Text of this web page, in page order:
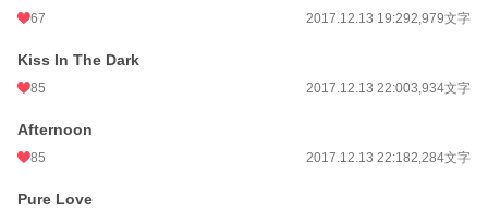
67 2017.12.13 19:292,979文字
Kiss In The Dark
85 2017.12.13 22:003,934文字
Afternoon
85 2017.12.13 22:182,284文字
Pure Love